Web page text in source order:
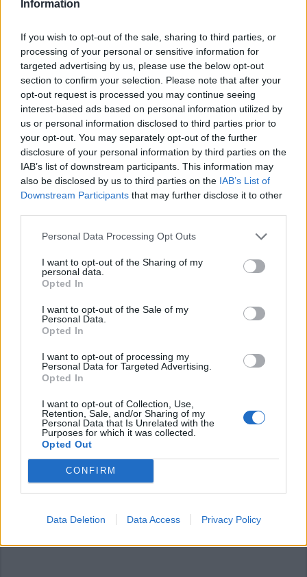
Information
If you wish to opt-out of the sale, sharing to third parties, or
processing of your personal or sensitive information for
targeted advertising by us, please use the below opt-out
section to confirm your selection. Please note that after your
opt-out request is processed you may continue seeing
interest-based ads based on personal information utilized by
us or personal information disclosed to third parties prior to
your opt-out. You may separately opt-out of the further
disclosure of your personal information by third parties on the
IAB’s list of downstream participants. This information may
also be disclosed by us to third parties on the IAB’s List of
Downstream Participants that may further disclose it to other
Personal Data Processing Opt Outs
I want to opt-out of the Sharing of my
personal data.
Opted In
I want to opt-out of the Sale of my
Personal Data.
Opted In
I want to opt-out of processing my
Personal Data for Targeted Advertising.
Opted In
I want to opt-out of Collection, Use,
Retention, Sale, and/or Sharing of my
Personal Data that Is Unrelated with the
Purposes for which it was collected.
Opted Out
CONFIRM
Data Deletion Data Access Privacy Policy
Leggi l'articolo:
Lago di Como, incidente mortale ad Argegno. Un ferito
grave trasportato a Varese
Mortale sul Lago di Como, arrestato un uomo residente
nel Saronnese: è accusato di aver causato lo schianto
ADV
Accedioregistratiper commentare questo
L'email è richiesta ma non verrà mostrata ai visitatori. Il contenuto di questo
commento esprime il pensiero dell'autore e non rappresenta la linea editoriale
di VareseNews.it, che rimane autonoma e indipendente. I messaggi inclusi nei
commenti non sono testi giornalistici, ma post inviati dai singoli lettori che
possono essere automaticamente pubblicati senza filtro preventivo. I commenti
che includano uno o più link a siti esterni verranno rimossi in automatico dal